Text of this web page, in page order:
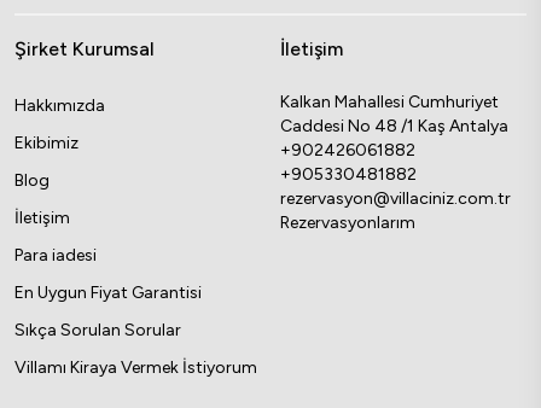
Şirket Kurumsal
Hakkımızda
Ekibimiz
Blog
İletişim
Para iadesi
En Uygun Fiyat Garantisi
Sıkça Sorulan Sorular
Villamı Kiraya Vermek İstiyorum
İletişim
Kalkan Mahallesi Cumhuriyet
Caddesi No 48 /1 Kaş Antalya
+902426061882
+905330481882
rezervasyon@villaciniz.com.tr
Rezervasyonlarım